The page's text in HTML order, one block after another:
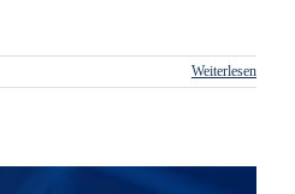
Weiterlesen